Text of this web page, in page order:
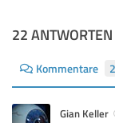
22 ANTWORTEN
Kommentare
Gian Keller